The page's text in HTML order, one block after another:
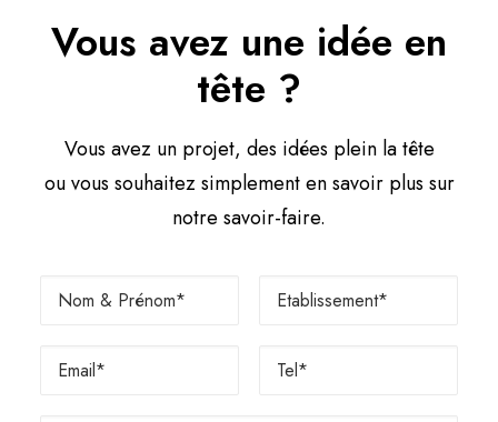
Vous avez une idée en
tête ?
Vous avez un projet, des idées plein la tête
ou vous souhaitez simplement en savoir plus sur
notre savoir-faire.